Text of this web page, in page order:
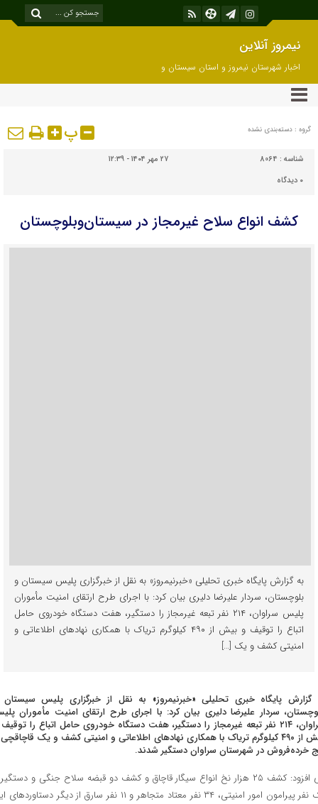
نیمروز آنلاین
اخبار شهرستان نیمروز و استان سیستان و
بلوچستان
گروه : دسته‌بندی نشده پ
شناسه : 8064
۲۷ مهر ۱۴۰۴ - ۱۲:۳۹
۰ دیدگاه
کشف انواع سلاح غیرمجاز در سیستان‌وبلوچستان
به گزارش پایگاه خبری تحلیلی «خبرنیمروز» به نقل از خبرگزاری پلیس سیستان و
بلوچستان، سردار علیرضا دلیری بیان کرد: با اجرای طرح ارتقای امنیت مأموران
پلیس سراوان، ۲۱۴ نفر تبعه غیرمجاز را دستگیر، هفت دستگاه خودروی حامل
اتباع را توقیف و بیش از ۴۹۰ کیلوگرم تریاک با همکاری نهادهای اطلاعاتی و
امنیتی کشف و یک […]
گزارش پایگاه خبری تحلیلی «خبرنیمروز» به نقل از خبرگزاری پلیس
سردار علیرضا دلیری بیان کرد: با اجرای طرح ارتقای امنیت مأموران
سراوان، ۲۱۴ نفر تبعه غیرمجاز را دستگیر، هفت دستگاه خودروی حامل اتباع را
بیش از ۴۹۰ کیلوگرم تریاک با همکاری نهادهای اطلاعاتی و امنیتی کشف و یک
خرده‌فروش در شهرستان سراوان دستگیر شدند.
وی افزود: کشف ۲۵ هزار نخ انواع سیگار قاچاق و کشف دو قبضه سلاح جنگی و
یک نفر پیرامون امور امنیتی، ۳۴ نفر معتاد متجاهر و ۱۱ نفر سارق از دیگر